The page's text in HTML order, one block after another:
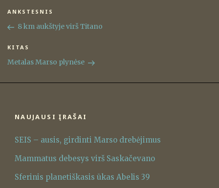
Navigacija
tarp
Ankstesnis
įrašas
ANKSTESNIS
8 km aukštyje virš Titano
Kitas
įrašas
KITAS
Metalas Marso plynėse
NAUJAUSI ĮRAŠAI
SEIS – ausis, girdinti Marso drebėjimus
Mammatus debesys virš Saskačevano
Sferinis planetiškasis ūkas Abelis 39